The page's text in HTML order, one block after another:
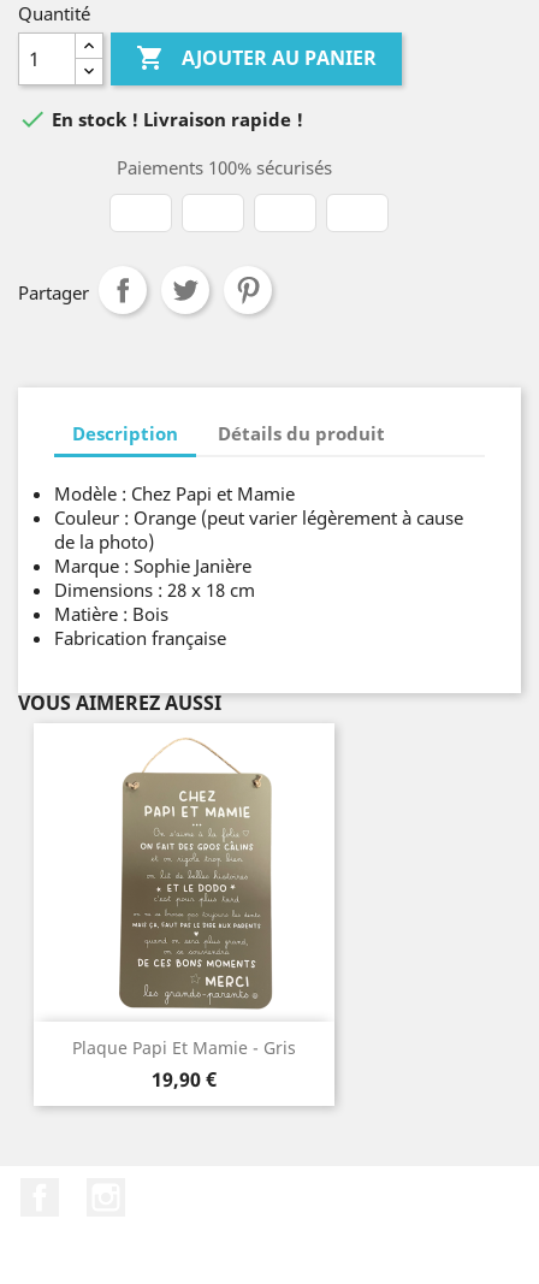
Quantité
 AJOUTER AU PANIER
 En stock ! Livraison rapide !
Paiements 100% sécurisés
Partager
Description Détails du produit
Modèle : Chez Papi et Mamie
Couleur : Orange (peut varier légèrement à cause
de la photo)
Marque : Sophie Janière
Dimensions : 28 x 18 cm
Matière : Bois
Fabrication française
VOUS AIMEREZ AUSSI
Plaque Papi Et Mamie - Gris
Prix
19,90 €